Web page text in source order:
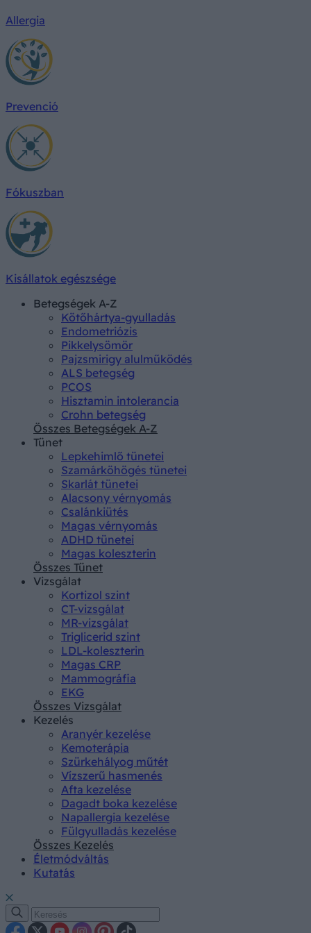
Allergia
Prevenció
Fókuszban
Kisállatok egészsége
Betegségek A-Z
Kötőhártya-gyulladás
Endometriózis
Pikkelysömör
Pajzsmirigy alulműködés
ALS betegség
PCOS
Hisztamin intolerancia
Crohn betegség
Összes Betegségek A-Z
Tünet
Lepkehimlő tünetei
Szamárköhögés tünetei
Skarlát tünetei
Alacsony vérnyomás
Csalánkiütés
Magas vérnyomás
ADHD tünetei
Magas koleszterin
Összes Tünet
Vizsgálat
Kortizol szint
CT-vizsgálat
MR-vizsgálat
Triglicerid szint
LDL-koleszterin
Magas CRP
Mammográfia
EKG
Összes Vizsgálat
Kezelés
Aranyér kezelése
Kemoterápia
Szürkehályog műtét
Vízszerű hasmenés
Afta kezelése
Dagadt boka kezelése
Napallergia kezelése
Fülgyulladás kezelése
Összes Kezelés
Életmódváltás
Kutatás